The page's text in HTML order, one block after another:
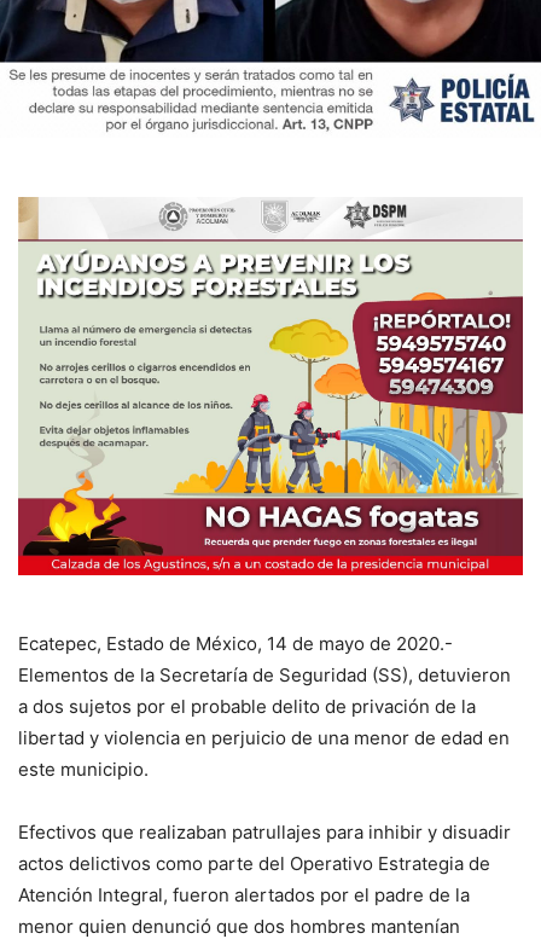
Ecatepec, Estado de México, 14 de mayo de 2020.-
Elementos de la Secretaría de Seguridad (SS), detuvieron
a dos sujetos por el probable delito de privación de la
libertad y violencia en perjuicio de una menor de edad en
este municipio.
Efectivos que realizaban patrullajes para inhibir y disuadir
actos delictivos como parte del Operativo Estrategia de
Atención Integral, fueron alertados por el padre de la
menor quien denunció que dos hombres mantenían